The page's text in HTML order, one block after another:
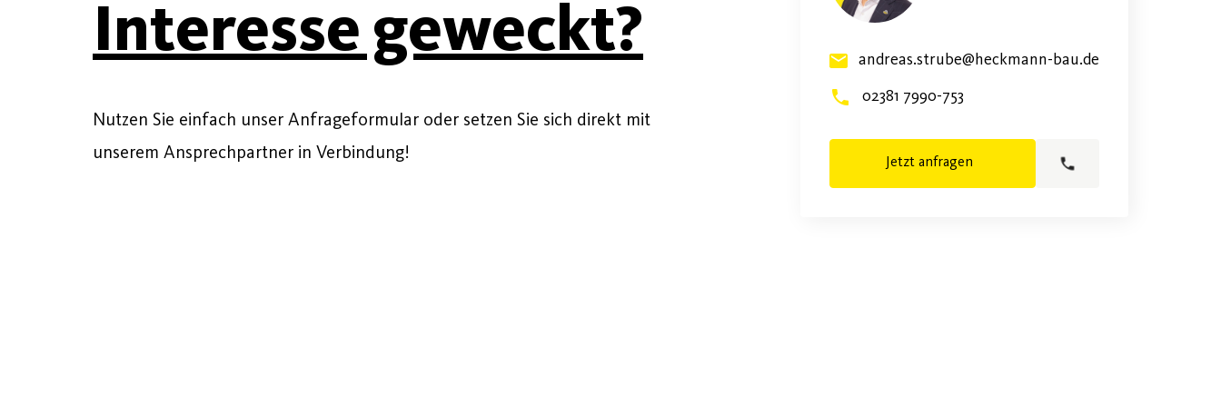
Interesse geweckt?
Nutzen Sie einfach unser Anfrageformular oder setzen Sie sich direkt mit
unserem Ansprechpartner in Verbindung!
andreas.strube@heckmann-bau.de
02381 7990-753
Jetzt anfragen